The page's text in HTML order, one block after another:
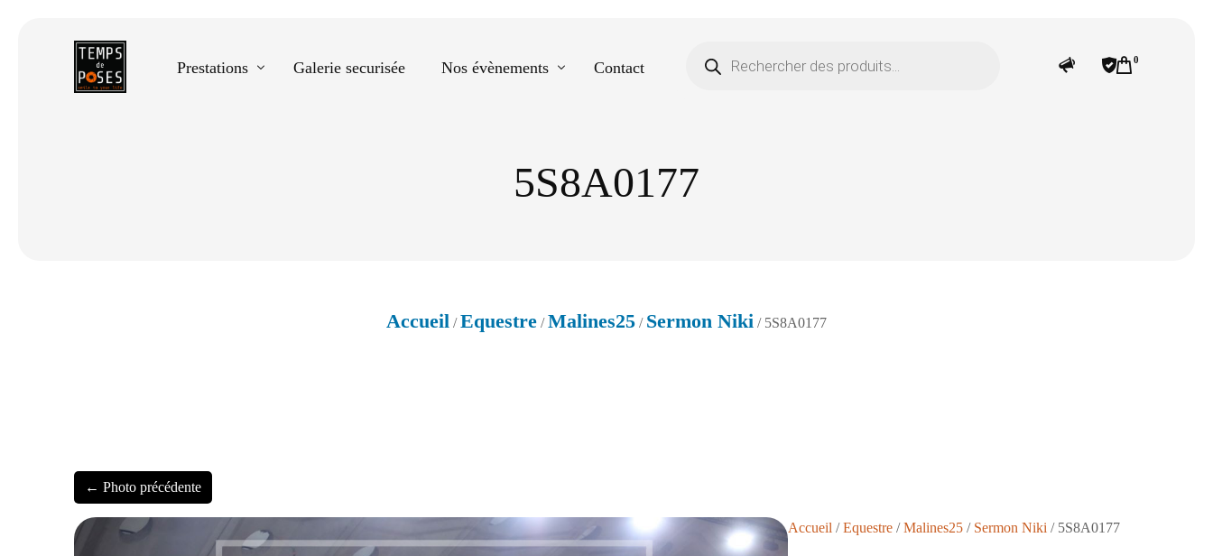
Prestations Galerie securisée Nos évènements Contact 0
5S8A0177
Accueil /Equestre /Malines25 / Sermon Niki / 5S8A0177
← Photo précédente
Accueil /Equestre/Malines25/ Sermon Niki / 5S8A0177